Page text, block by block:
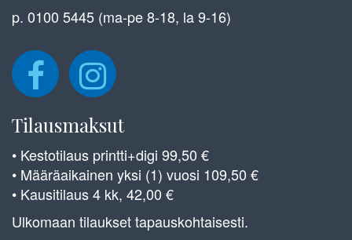
p. 0100 5445 (ma-pe 8-18, la 9-16)
Tilausmaksut
• Kestotilaus printti+digi 99,50 €
• Määräaikainen yksi (1) vuosi 109,50 €
• Kausitilaus 4 kk, 42,00 €
Ulkomaan tilaukset tapauskohtaisesti.